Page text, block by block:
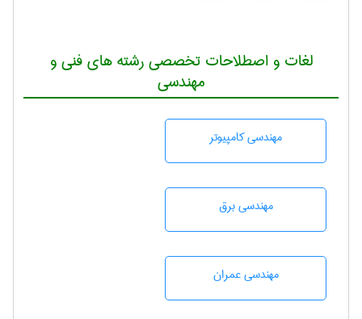
لغات و اصطلاحات تخصصی رشته های فنی و
مهندسی
مهندسی كامپيوتر
مهندسی برق
مهندسی عمران